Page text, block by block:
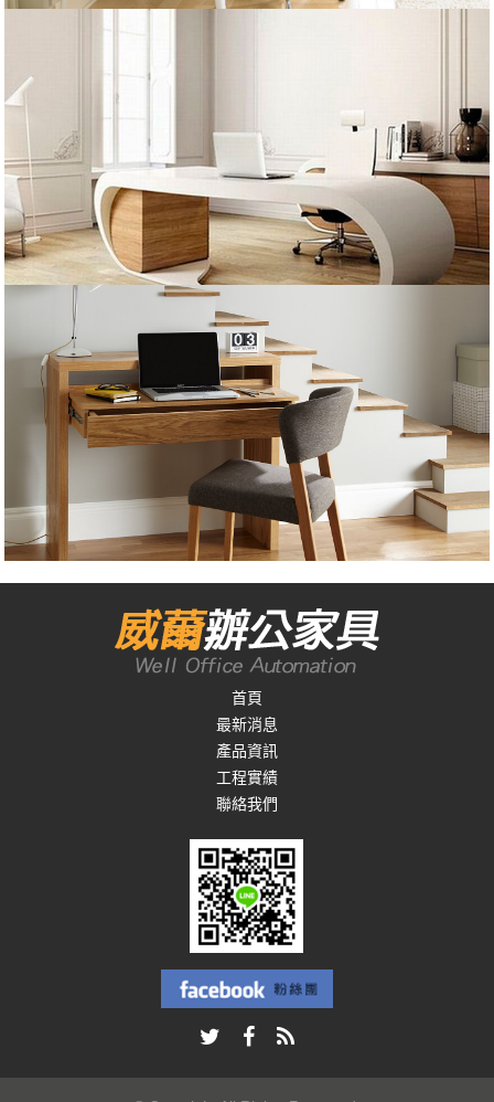
首頁
最新消息
產品資訊
工程實績
聯絡我們